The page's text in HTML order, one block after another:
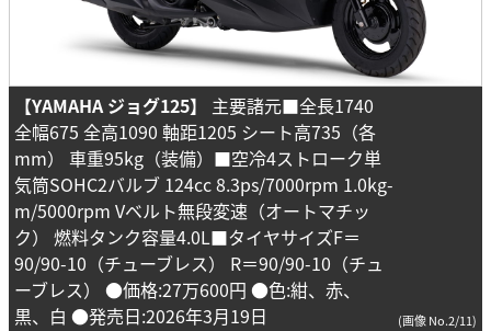
【YAMAHA ジョグ125】
主要諸元■全長1740
全幅675 全高1090 軸距1205 シート高735（各
mm） 車重95kg（装備）■空冷4ストローク単
気筒SOHC2バルブ 124cc 8.3ps/7000rpm 1.0kg-
m/5000rpm Vベルト無段変速（オートマチッ
ク） 燃料タンク容量4.0L■タイヤサイズF＝
90/90-10（チューブレス） R＝90/90-10（チュ
ーブレス） ●価格:27万600円 ●色:紺、赤、
黒、白 ●発売日:2026年3月19日
(画像 No.2/11)